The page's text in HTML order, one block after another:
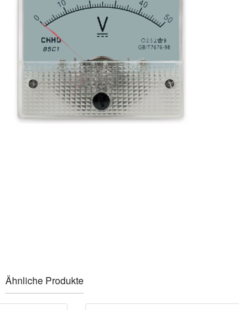
Ähnliche Produkte